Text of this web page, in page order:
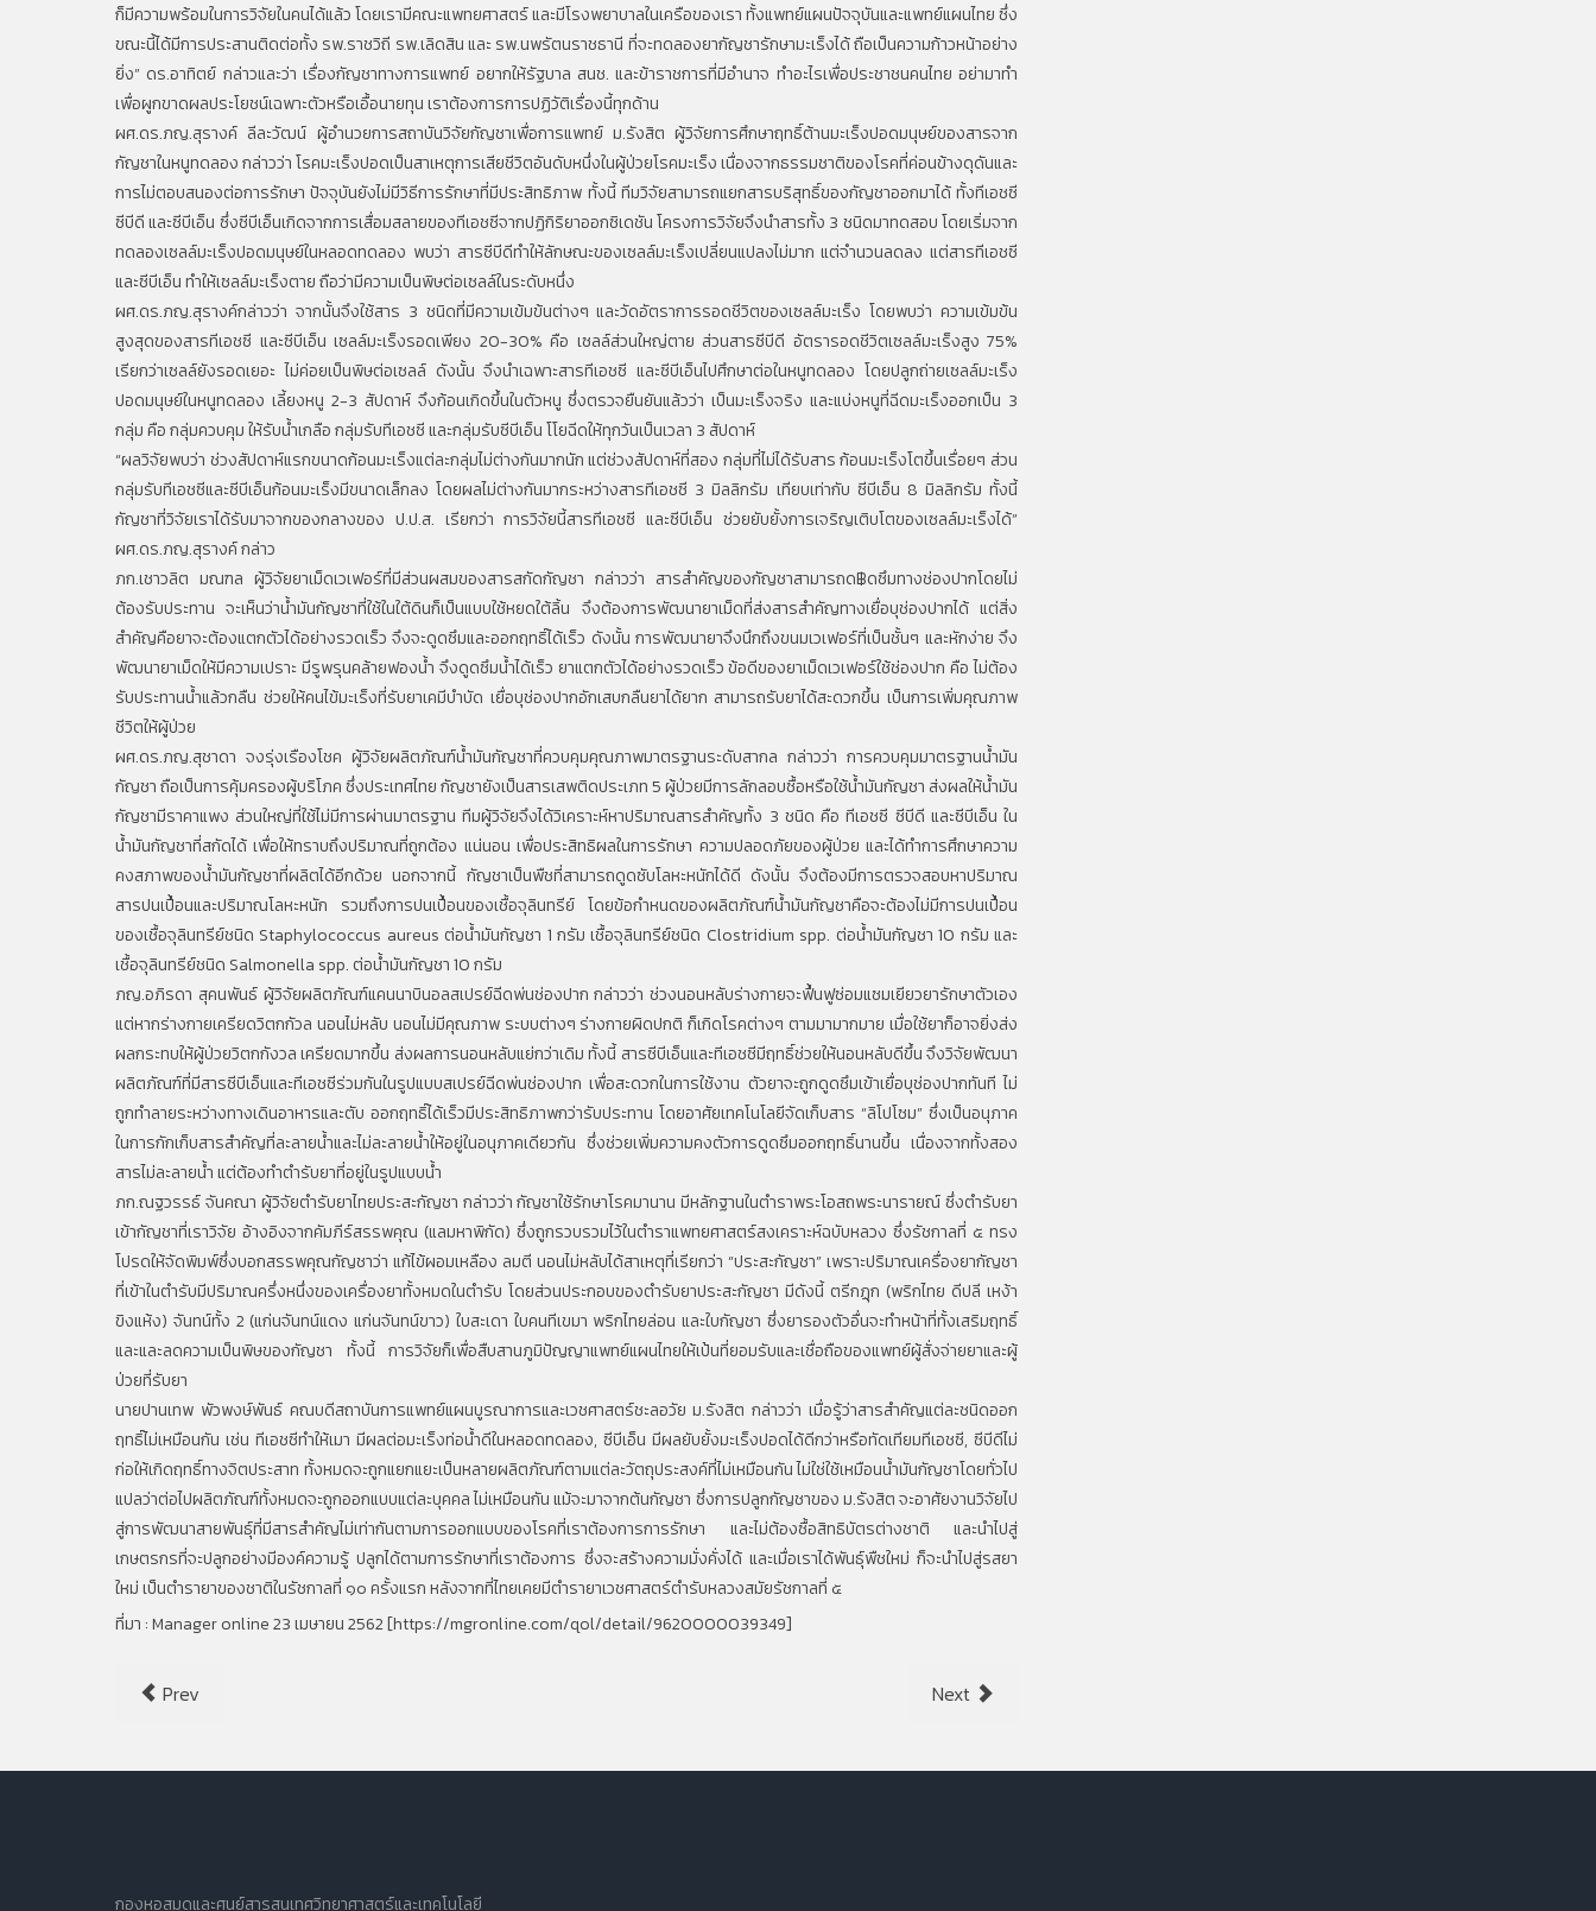
ก็มีความพร้อมในการวิจัยในคนได้แล้ว โดยเรามีคณะแพทยศาสตร์ และมีโรงพยาบาลในเครือของเรา ทั้งแพทย์แผนปัจจุบันและแพทย์แผนไทย ซึ่ง
ขณะนี้ได้มีการประสานติดต่อทั้ง รพ.ราชวิถี รพ.เลิดสิน และ รพ.นพรัตนราชธานี ที่จะทดลองยากัญชารักษามะเร็งได้ ถือเป็นความก้าวหน้าอย่าง
ยิ่ง” ดร.อาทิตย์ กล่าวและว่า เรื่องกัญชาทางการแพทย์ อยากให้รัฐบาล สนช. และข้าราชการที่มีอำนาจ ทำอะไรเพื่อประชาชนคนไทย อย่ามาทำ
เพื่อผูกขาดผลประโยชน์เฉพาะตัวหรือเอื้อนายทุน เราต้องการการปฏิวัติเรื่องนี้ทุกด้าน
ผศ.ดร.ภญ.สุรางค์ ลีละวัฒน์ ผู้อำนวยการสถาบันวิจัยกัญชาเพื่อการแพทย์ ม.รังสิต ผู้วิจัยการศึกษาฤทธิ์ต้านมะเร็งปอดมนุษย์ของสารจาก
กัญชาในหนูทดลอง กล่าวว่า โรคมะเร็งปอดเป็นสาเหตุการเสียชีวิตอันดับหนึ่งในผู้ป่วยโรคมะเร็ง เนื่องจากธรรมชาติของโรคที่ค่อนข้างดุดันและ
การไม่ตอบสนองต่อการรักษา ปัจจุบันยังไม่มีวิธีการรักษาที่มีประสิทธิภาพ ทั้งนี้ ทีมวิจัยสามารถแยกสารบริสุทธิ์ของกัญชาออกมาได้ ทั้งทีเอชซี
ซีบีดี และซีบีเอ็น ซึ่งซีบีเอ็นเกิดจากการเสื่อมสลายของทีเอชซีจากปฏิกิริยาออกซิเดชัน โครงการวิจัยจึงนำสารทั้ง 3 ชนิดมาทดสอบ โดยเริ่มจาก
ทดลองเซลล์มะเร็งปอดมนุษย์ในหลอดทดลอง พบว่า สารซีบีดีทำให้ลักษณะของเซลล์มะเร็งเปลี่ยนแปลงไม่มาก แต่จำนวนลดลง แต่สารทีเอชซี
และซีบีเอ็น ทำให้เซลล์มะเร็งตาย ถือว่ามีความเป็นพิษต่อเซลล์ในระดับหนึ่ง
ผศ.ดร.ภญ.สุรางค์กล่าวว่า จากนั้นจึงใช้สาร 3 ชนิดที่มีความเข้มข้นต่างๆ และวัดอัตราการรอดชีวิตของเซลล์มะเร็ง โดยพบว่า ความเข้มข้น
สูงสุดของสารทีเอชซี และซีบีเอ็น เซลล์มะเร็งรอดเพียง 20-30% คือ เซลล์ส่วนใหญ่ตาย ส่วนสารซีบีดี อัตรารอดชีวิตเซลล์มะเร็งสูง 75%
เรียกว่าเซลล์ยังรอดเยอะ ไม่ค่อยเป็นพิษต่อเซลล์ ดังนั้น จึงนำเฉพาะสารทีเอชซี และซีบีเอ็นไปศึกษาต่อในหนูทดลอง โดยปลูกถ่ายเซลล์มะเร็ง
ปอดมนุษย์ในหนูทดลอง เลี้ยงหนู 2-3 สัปดาห์ จึงก้อนเกิดขึ้นในตัวหนู ซึ่งตรวจยืนยันแล้วว่า เป็นมะเร็งจริง และแบ่งหนูที่ฉีดมะเร็งออกเป็น 3
กลุ่ม คือ กลุ่มควบคุม ให้รับน้ำเกลือ กลุ่มรับทีเอชซี และกลุ่มรับซีบีเอ็น โโยฉีดให้ทุกวันเป็นเวลา 3 สัปดาห์
“ผลวิจัยพบว่า ช่วงสัปดาห์แรกขนาดก้อนมะเร็งแต่ละกลุ่มไม่ต่างกันมากนัก แต่ช่วงสัปดาห์ที่สอง กลุ่มที่ไม่ได้รับสาร ก้อนมะเร็งโตขึ้นเรื่อยๆ ส่วน
กลุ่มรับทีเอชซีและซีบีเอ็นก้อนมะเร็งมีขนาดเล็กลง โดยผลไม่ต่างกันมากระหว่างสารทีเอชซี 3 มิลลิกรัม เทียบเท่ากับ ซีบีเอ็น 8 มิลลิกรัม ทั้งนี้
กัญชาที่วิจัยเราได้รับมาจากของกลางของ ป.ป.ส. เรียกว่า การวิจัยนี้สารทีเอชซี และซีบีเอ็น ช่วยยับยั้งการเจริญเติบโตของเซลล์มะเร็งได้”
ผศ.ดร.ภญ.สุรางค์ กล่าว
ภก.เชาวลิต มณฑล ผู้วิจัยยาเม็ดเวเฟอร์ที่มีส่วนผสมของสารสกัดกัญชา กล่าวว่า สารสำคัญของกัญชาสามารถด฿ดซึมทางช่องปากโดยไม่
ต้องรับประทาน จะเห็นว่าน้ำมันกัญชาที่ใช้ในใต้ดินก็เป็นแบบใช้หยดใต้ลิ้น จึงต้องการพัฒนายาเม็ดที่ส่งสารสำคัญทางเยื่อบุช่องปากได้ แต่สิ่ง
สำคัญคือยาจะต้องแตกตัวได้อย่างรวดเร็ว จึงจะดูดซึมและออกฤทธิ์ได้เร็ว ดังนั้น การพัฒนายาจึงนึกถึงขนมเวเฟอร์ที่เป็นชั้นๆ และหักง่าย จึง
พัฒนายาเม็ดให้มีความเปราะ มีรูพรุนคล้ายฟองน้ำ จึงดูดซึมน้ำได้เร็ว ยาแตกตัวได้อย่างรวดเร็ว ข้อดีของยาเม็ดเวเฟอร์ใช้ช่องปาก คือ ไม่ต้อง
รับประทานน้ำแล้วกลืน ช่วยให้คนไข้มะเร็งที่รับยาเคมีบำบัด เยื่อบุช่องปากอักเสบกลืนยาได้ยาก สามารถรับยาได้สะดวกขึ้น เป็นการเพิ่มคุณภาพ
ชีวิตให้ผู้ป่วย
ผศ.ดร.ภญ.สุชาดา จงรุ่งเรืองโชค ผู้วิจัยผลิตภัณฑ์น้ำมันกัญชาที่ควบคุมคุณภาพมาตรฐานระดับสากล กล่าวว่า การควบคุมมาตรฐานน้ำมัน
กัญชา ถือเป็นการคุ้มครองผู้บริโภค ซึ่งประเทศไทย กัญชายังเป็นสารเสพติดประเภท 5 ผู้ป่วยมีการลักลอบซื้อหรือใช้น้ำมันกัญชา ส่งผลให้น้ำมัน
กัญชามีราคาแพง ส่วนใหญ่ที่ใช้ไม่มีการผ่านมาตรฐาน ทีมผู้วิจัยจึงได้วิเคราะห์หาปริมาณสารสำคัญทั้ง 3 ชนิด คือ ทีเอชซี ซีบีดี และซีบีเอ็น ใน
น้ำมันกัญชาที่สกัดได้ เพื่อให้ทราบถึงปริมาณที่ถูกต้อง แน่นอน เพื่อประสิทธิผลในการรักษา ความปลอดภัยของผู้ป่วย และได้ทำการศึกษาความ
คงสภาพของน้ำมันกัญชาที่ผลิตได้อีกด้วย นอกจากนี้ กัญชาเป็นพืชที่สามารถดูดซับโลหะหนักได้ดี ดังนั้น จึงต้องมีการตรวจสอบหาปริมาณ
สารปนเปื้อนและปริมาณโลหะหนัก รวมถึงการปนเปื้อนของเชื้อจุลินทรีย์ โดยข้อกำหนดของผลิตภัณฑ์น้ำมันกัญชาคือจะต้องไม่มีการปนเปื้อน
ของเชื้อจุลินทรีย์ชนิด Staphylococcus aureus ต่อน้ำมันกัญชา 1 กรัม เชื้อจุลินทรีย์ชนิด Clostridium spp. ต่อน้ำมันกัญชา 10 กรัม และ
เชื้อจุลินทรีย์ชนิด Salmonella spp. ต่อน้ำมันกัญชา 10 กรัม
ภญ.อภิรดา สุคนพันธ์ ผู้วิจัยผลิตภัณฑ์แคนนาบินอลสเปรย์ฉีดพ่นช่องปาก กล่าวว่า ช่วงนอนหลับร่างกายจะฟื้นฟูซ่อมแซมเยียวยารักษาตัวเอง
แต่หากร่างกายเครียดวิตกกัวล นอนไม่หลับ นอนไม่มีคุณภาพ ระบบต่างๆ ร่างกายผิดปกติ ก็เกิดโรคต่างๆ ตามมามากมาย เมื่อใช้ยาก็อาจยิ่งส่ง
ผลกระทบให้ผู้ป่วยวิตกกังวล เครียดมากขึ้น ส่งผลการนอนหลับแย่กว่าเดิม ทั้งนี้ สารซีบีเอ็นและทีเอชซีมีฤทธิ์ช่วยให้นอนหลับดีขึ้น จึงวิจัยพัฒนา
ผลิตภัณฑ์ที่มีสารซีบีเอ็นและทีเอชซีร่วมกันในรูปแบบสเปรย์ฉีดพ่นช่องปาก เพื่อสะดวกในการใช้งาน ตัวยาจะถูกดูดซึมเข้าเยื่อบุช่องปากทันที ไม่
ถูกทำลายระหว่างทางเดินอาหารและตับ ออกฤทธิ์ได้เร็วมีประสิทธิภาพกว่ารับประทาน โดยอาศัยเทคโนโลยีจัดเก็บสาร “ลิโปโซม” ซึ่งเป็นอนุภาค
ในการกักเก็บสารสำคัญที่ละลายน้ำและไม่ละลายน้ำให้อยู่ในอนุภาคเดียวกัน ซึ่งช่วยเพิ่มความคงตัวการดูดซึมออกฤทธิ์นานขึ้น เนื่องจากทั้งสอง
สารไม่ละลายน้ำ แต่ต้องทำตำรับยาที่อยู่ในรูปแบบน้ำ
ภก.ณฐวรรธ์ จันคณา ผู้วิจัยตำรับยาไทยประสะกัญชา กล่าวว่า กัญชาใช้รักษาโรคมานาน มีหลักฐานในตำราพระโอสถพระนารายณ์ ซึ่งตำรับยา
เข้ากัญชาที่เราวิจัย อ้างอิงจากคัมภีร์สรรพคุณ (แลมหาพิกัด) ซึ่งถูกรวบรวมไว้ในตำราแพทยศาสตร์สงเคราะห์ฉบับหลวง ซึ่งรัชกาลที่ ๕ ทรง
โปรดให้จัดพิมพ์ซึ่งบอกสรรพคุณกัญชาว่า แก้ไข้ผอมเหลือง ลมตี นอนไม่หลับได้สาเหตุที่เรียกว่า “ประสะกัญชา” เพราะปริมาณเครื่องยากัญชา
ที่เข้าในตำรับมีปริมาณครึ่งหนึ่งของเครื่องยาทั้งหมดในตำรับ โดยส่วนประกอบของตำรับยาประสะกัญชา มีดังนี้ ตรีกฏุก (พริกไทย ดีปลี เหง้า
ขิงแห้ง) จันทน์ทั้ง 2 (แก่นจันทน์แดง แก่นจันทน์ขาว) ใบสะเดา ใบคนทีเขมา พริกไทยล่อน และใบกัญชา ซึ่งยารองตัวอื่นจะทำหน้าที่ทั้งเสริมฤทธิ์
และและลดความเป็นพิษของกัญชา ทั้งนี้ การวิจัยก็เพื่อสืบสานภูมิปัญญาแพทย์แผนไทยให้เป้นที่ยอมรับและเชื่อถือของแพทย์ผู้สั่งจ่ายยาและผู้
ป่วยที่รับยา
นายปานเทพ พัวพงษ์พันธ์ คณบดีสถาบันการแพทย์แผนบูรณาการและเวชศาสตร์ชะลอวัย ม.รังสิต กล่าวว่า เมื่อรู้ว่าสารสำคัญแต่ละชนิดออก
ฤทธิ์ไม่เหมือนกัน เช่น ทีเอชซีทำให้เมา มีผลต่อมะเร็งท่อน้ำดีในหลอดทดลอง, ซีบีเอ็น มีผลยับยั้งมะเร็งปอดได้ดีกว่าหรือทัดเทียมทีเอชซี, ซีบีดีไม่
ก่อให้เกิดฤทธิ์ทางจิตประสาท ทั้งหมดจะถูกแยกแยะเป็นหลายผลิตภัณฑ์ตามแต่ละวัตถุประสงค์ที่ไม่เหมือนกัน ไม่ใช่ใช้เหมือนน้ำมันกัญชาโดยทั่วไป
แปลว่าต่อไปผลิตภัณฑ์ทั้งหมดจะถูกออกแบบแต่ละบุคคล ไม่เหมือนกัน แม้จะมาจากต้นกัญชา ซึ่งการปลูกกัญชาของ ม.รังสิต จะอาศัยงานวิจัยไป
สู่การพัฒนาสายพันธุ์ที่มีสารสำคัญไม่เท่ากันตามการออกแบบของโรคที่เราต้องการการรักษา และไม่ต้องซื้อสิทธิบัตรต่างชาติ และนำไปสู่
เกษตรกรที่จะปลูกอย่างมีองค์ความรู้ ปลูกได้ตามการรักษาที่เราต้องการ ซึ่งจะสร้างความมั่งคั่งได้ และเมื่อเราได้พันธุ์พืชใหม่ ก็จะนำไปสู่รสยา
ใหม่ เป็นตำรายาของชาติในรัชกาลที่ ๑๐ ครั้งแรก หลังจากที่ไทยเคยมีตำรายาเวชศาสตร์ตำรับหลวงสมัยรัชกาลที่ ๕
ที่มา : Manager online 23 เมษายน 2562 [https://mgronline.com/qol/detail/9620000039349]
Prev Next
กองหอสมุดและศูนย์สารสนเทศวิทยาศาสตร์และเทคโนโลยี